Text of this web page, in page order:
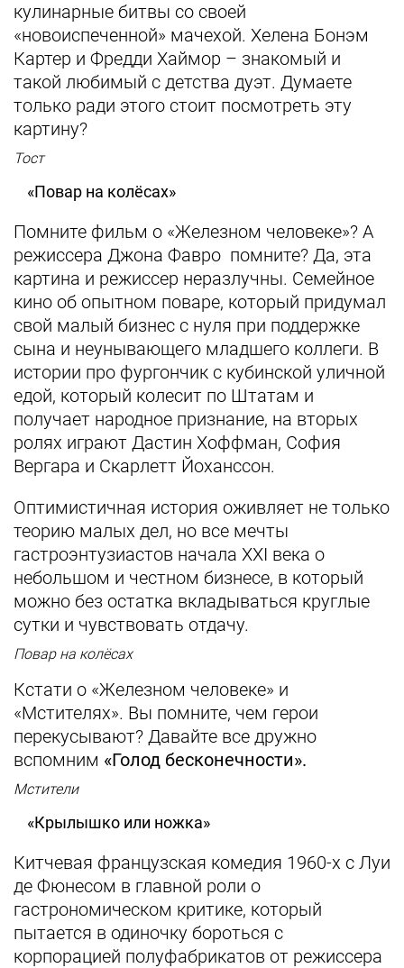
кулинарные битвы со своей
«новоиспеченной» мачехой. Хелена Бонэм
Картер и Фредди Хаймор – знакомый и
такой любимый с детства дуэт. Думаете
только ради этого стоит посмотреть эту
картину?
Тост
«Повар на колёсах»
Помните фильм о «Железном человеке»? А
режиссера Джона Фавро помните? Да, эта
картина и режиссер неразлучны. Семейное
кино об опытном поваре, который придумал
свой малый бизнес с нуля при поддержке
сына и неунывающего младшего коллеги. В
истории про фургончик с кубинской уличной
едой, который колесит по Штатам и
получает народное признание, на вторых
ролях играют Дастин Хоффман, София
Вергара и Скарлетт Йоханссон.
Оптимистичная история оживляет не только
теорию малых дел, но все мечты
гастроэнтузиастов начала XXI века о
небольшом и честном бизнесе, в который
можно без остатка вкладываться круглые
сутки и чувствовать отдачу.
Повар на колёсах
Кстати о «Железном человеке» и
«Мстителях». Вы помните, чем герои
перекусывают? Давайте все дружно
вспомним «Голод бесконечности».
Мстители
«Крылышко или ножка»
Китчевая французская комедия 1960-х с Луи
де Фюнесом в главной роли о
гастрономическом критике, который
пытается в одиночку бороться с
корпорацией полуфабрикатов от режиссера